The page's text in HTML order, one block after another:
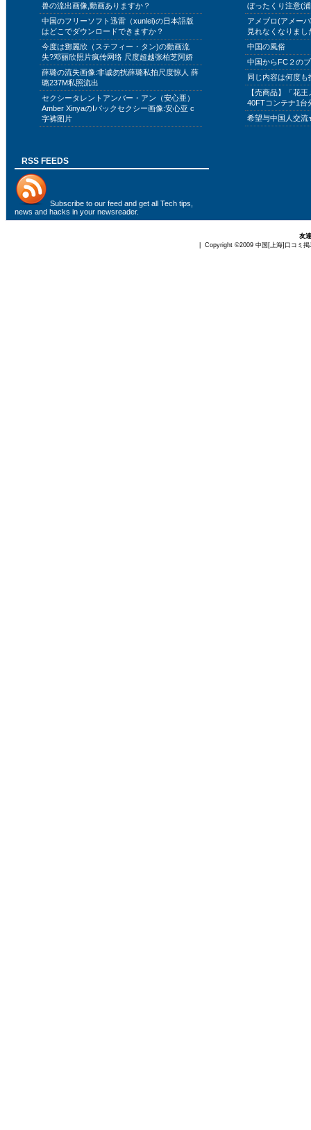
兽の流出画像,動画ありますか？
中国のフリーソフト迅雷（xunlei)の日本語版
はどこでダウンロードできますか？
今度は鄧麗欣（ステフィー・タン)の動画流
失?邓丽欣照片疯传网络 尺度超越张柏芝阿娇
薛璐の流失画像:非诚勿扰薛璐私拍尺度惊人 薛
璐237M私照流出
セクシータレントアンバー・アン（安心亜）
Amber XinyaのIバックセクシー画像:安心亚 c
字裤图片
ぼったくり注意(
アメブロ(アメー
見れなくなりまし
中国の風俗
中国からFC２の
同じ内容は何度
【売商品】「花
40FTコンテナ1台
希望与中国人交
RSS FEEDS
Subscribe to our feed and get all Tech tips,
news and hacks in your newsreader.
友
| Copyright ©2009 中国[上海]口コミ掲